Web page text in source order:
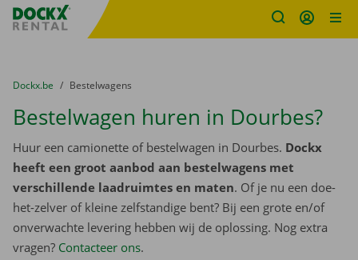
Fratello DEMO
U bevindt zich hier:
van
Dockx.be naar
Bestelwagens
Bestelwagen huren in Dourbes?
Huur een camionette of bestelwagen in Dourbes. Dockx
heeft een groot aanbod aan bestelwagens met
verschillende laadruimtes en maten. Of je nu een doe-
het-zelver of kleine zelfstandige bent? Bij een grote en/of
onverwachte levering hebben wij de oplossing. Nog extra
vragen? Contacteer ons.